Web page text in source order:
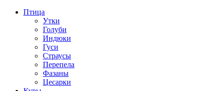
Птица
Утки
Голуби
Индюки
Гуси
Страусы
Перепела
Фазаны
Цесарки